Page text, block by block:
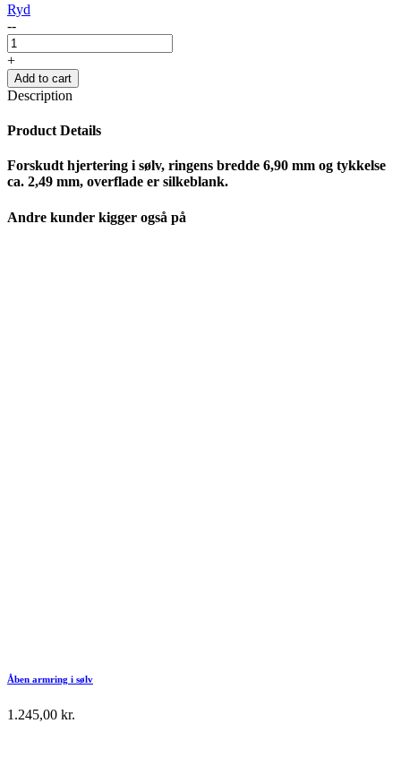
Ryd
--
+
Add to cart
Description
Product Details
Forskudt hjertering i sølv, ringens bredde 6,90 mm og tykkelse
ca. 2,49 mm, overflade er silkeblank.
Andre kunder kigger også på
Åben armring i sølv
1.245,00 kr.